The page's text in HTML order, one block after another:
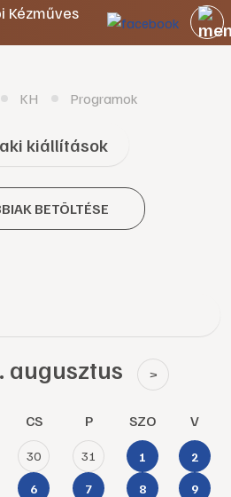
Kézműves
KH Programok
kiállítások
BETÖLTÉSE
augusztus >
CS P SZO V
30 31 1 2
6 7 8 9